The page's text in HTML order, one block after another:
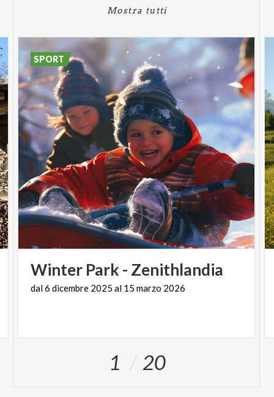
Mostra tutti
Winter Park - Zenithlandia
dal6 dicembre 2025 al 15 marzo 2026
SPORT
1 20